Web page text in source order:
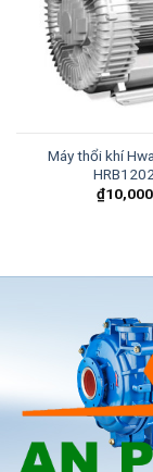
Máy thổi khí
HRB1202
₫10,000